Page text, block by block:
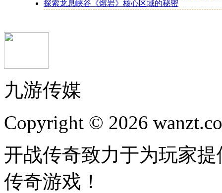
探索龙息峡谷《熔岩》核心区域的秘密
九游传媒
Copyright © 2026
开战传奇致力于为玩家
传奇游戏！